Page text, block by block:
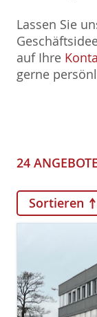
Lassen Sie
auf Ihre
gerne
24
Sortieren